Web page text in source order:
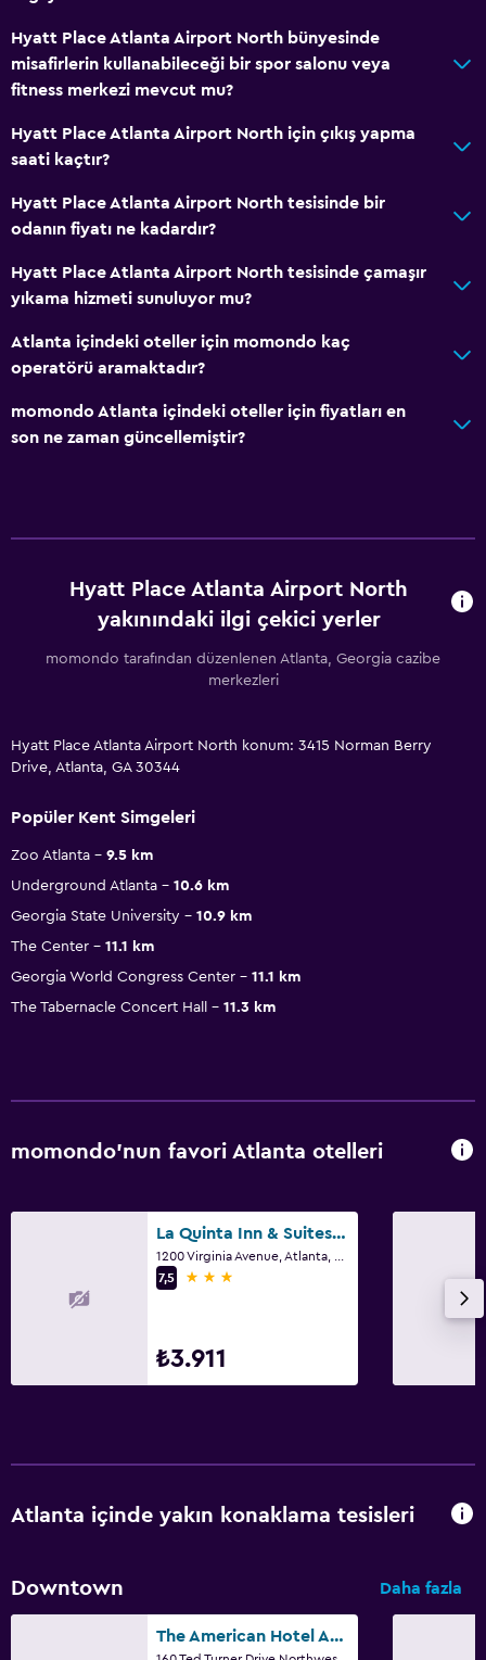
Hyatt Place Atlanta Airport North bünyesinde
misafirlerin kullanabileceği bir spor salonu veya
fitness merkezi mevcut mu?
Hyatt Place Atlanta Airport North için çıkış yapma
saati kaçtır?
Hyatt Place Atlanta Airport North tesisinde bir
odanın fiyatı ne kadardır?
Hyatt Place Atlanta Airport North tesisinde çamaşır
yıkama hizmeti sunuluyor mu?
Atlanta içindeki oteller için momondo kaç
operatörü aramaktadır?
momondo Atlanta içindeki oteller için fiyatları en
son ne zaman güncellemiştir?
Hyatt Place Atlanta Airport North
yakınındaki ilgi çekici yerler
momondo tarafından düzenlenen Atlanta, Georgia cazibe
merkezleri
Hyatt Place Atlanta Airport North konum: 3415 Norman Berry
Drive, Atlanta, GA 30344
Popüler Kent Simgeleri
Zoo Atlanta
9.5 km
Underground Atlanta
10.6 km
Georgia State University
10.9 km
The Center
11.1 km
Georgia World Congress Center
11.1 km
The Tabernacle Concert Hall
11.3 km
momondo'nun favori Atlanta otelleri
La Quinta Inn & Suites by Wyndham Atlanta Airport North
7,5
3 yıldız
₺3.911
Atlanta içinde yakın konaklama tesisleri
Downtown Daha fazla
The American Hotel Atlanta Downtown, Tapestry Collection by Hilton